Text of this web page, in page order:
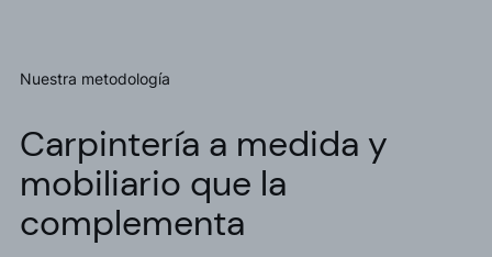
Nuestra metodología
Carpintería a medida y
mobiliario que la
complementa